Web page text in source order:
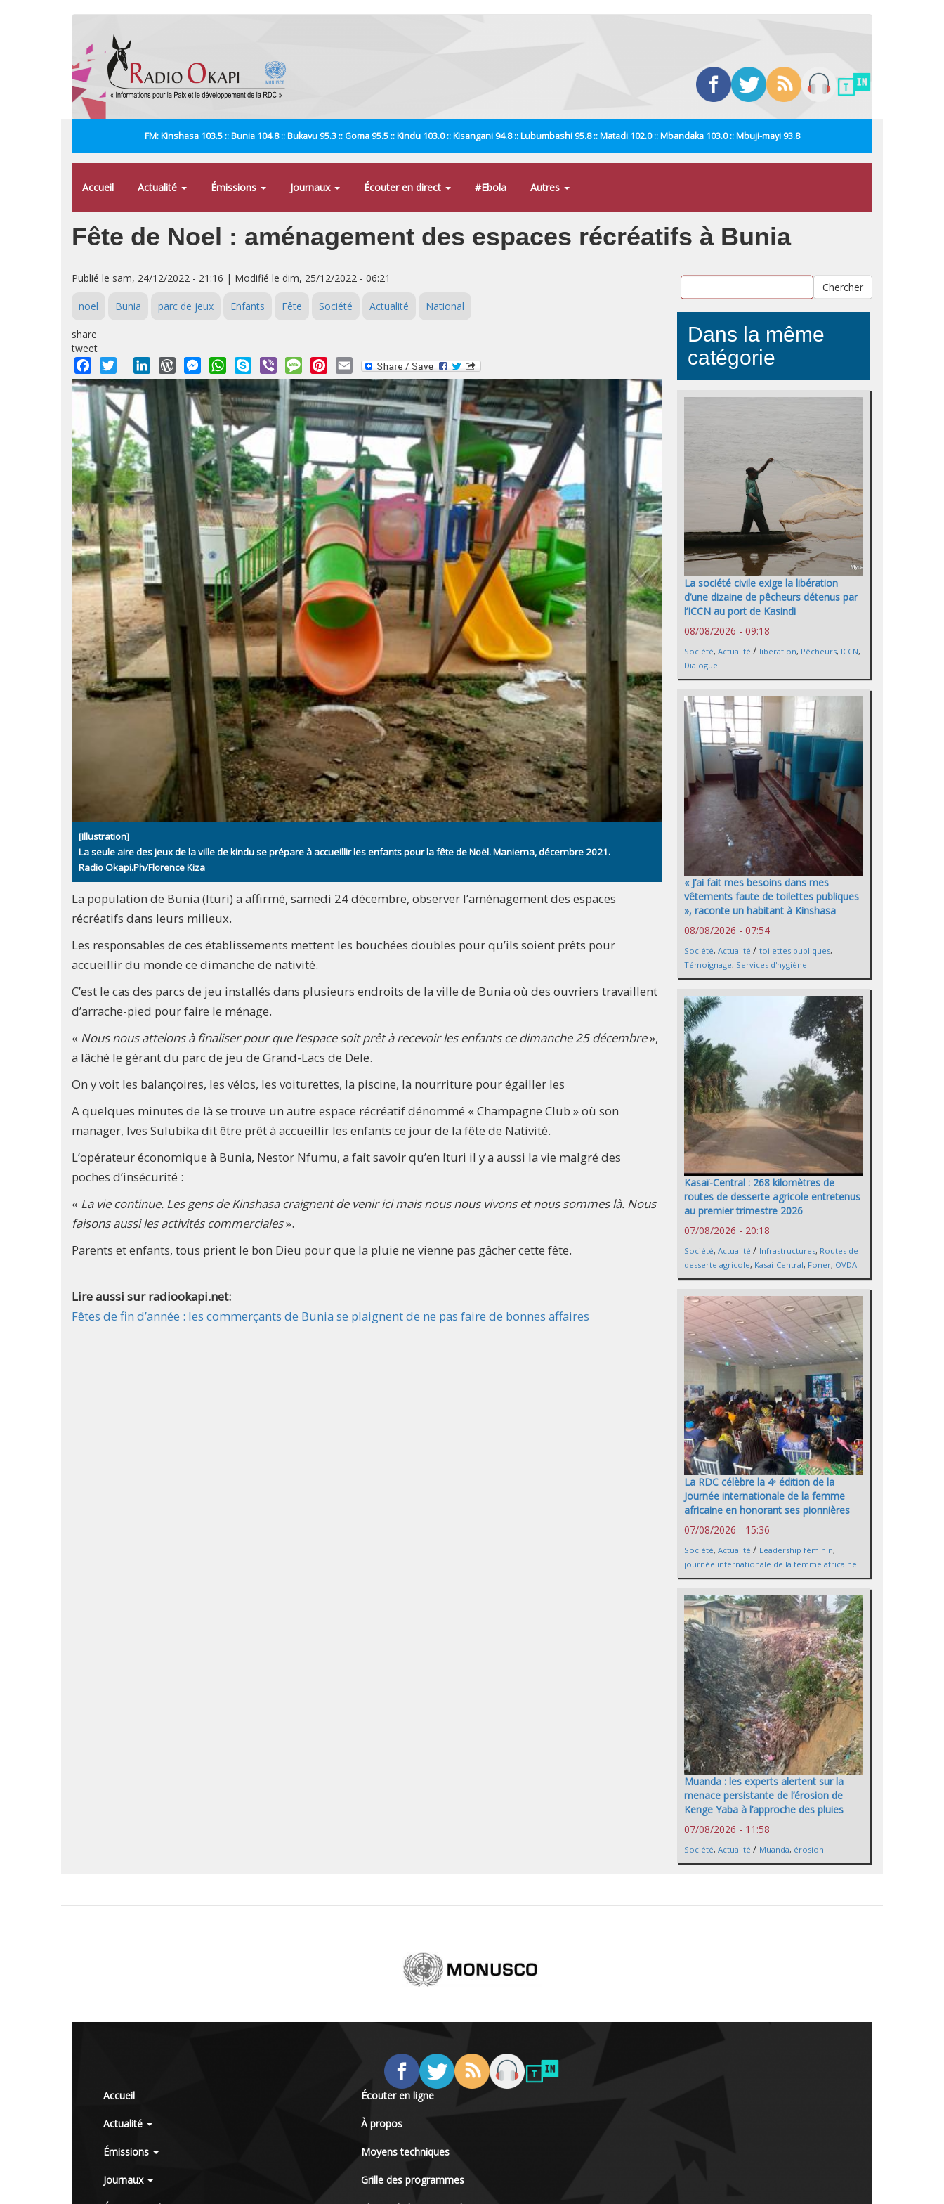
FM: Kinshasa 103.5 :: Bunia 104.8 :: Bukavu 95.3 :: Goma 95.5 :: Kindu 103.0 :: Kisangani 94.8 :: Lubumbashi 95.8 :: Matadi 102.0 :: Mbandaka 103.0 :: Mbuji-mayi 93.8
Accueil Actualité Émissions Journaux Écouter en direct #Ebola Autres
Fête de Noel : aménagement des espaces récréatifs à Bunia
Publié le sam, 24/12/2022 - 21:16 | Modifié le dim, 25/12/2022 - 06:21
noel Bunia parc de jeux Enfants Fête Société Actualité National
share
tweet
Facebook
Twitter LinkedInWordPressMessengerWhatsApp
Skype Viber MessagePinterest
Email
[Illustration]
La seule aire des jeux de la ville de kindu se prépare à accueillir les enfants pour la fête de Noël. Maniema, décembre 2021.
Radio Okapi.Ph/Florence Kiza
La population de Bunia (Ituri) a affirmé, samedi 24 décembre, observer l’aménagement des espaces
récréatifs dans leurs milieux.
Les responsables de ces établissements mettent les bouchées doubles pour qu’ils soient prêts pour
accueillir du monde ce dimanche de nativité.
C’est le cas des parcs de jeu installés dans plusieurs endroits de la ville de Bunia où des ouvriers travaillent
d’arrache-pied pour faire le ménage.
« Nous nous attelons à finaliser pour que l’espace soit prêt à recevoir les enfants ce dimanche 25 décembre»,
a lâché le gérant du parc de jeu de Grand-Lacs de Dele.
On y voit les balançoires, les vélos, les voiturettes, la piscine, la nourriture pour égailler les
A quelques minutes de là se trouve un autre espace récréatif dénommé « Champagne Club » où son
manager, Ives Sulubika dit être prêt à accueillir les enfants ce jour de la fête de Nativité.
L’opérateur économique à Bunia, Nestor Nfumu, a fait savoir qu’en Ituri il y a aussi la vie malgré des
poches d’insécurité :
« La vie continue. Les gens de Kinshasa craignent de venir ici mais nous nous vivons et nous sommes là. Nous
faisons aussi les activités commerciales».
Parents et enfants, tous prient le bon Dieu pour que la pluie ne vienne pas gâcher cette fête.
Lire aussi sur radiookapi.net:
Fêtes de fin d’année : les commerçants de Bunia se plaignent de ne pas faire de bonnes affaires
Chercher
Dans la même
catégorie
La société civile exige la libération
d’une dizaine de pêcheurs détenus par
l’ICCN au port de Kasindi
08/08/2026 - 09:18
Société, Actualité / libération, Pêcheurs, ICCN,
Dialogue
« J’ai fait mes besoins dans mes
vêtements faute de toilettes publiques
», raconte un habitant à Kinshasa
08/08/2026 - 07:54
Société, Actualité / toilettes publiques,
Témoignage, Services d'hygiène
Kasaï-Central : 268 kilomètres de
routes de desserte agricole entretenus
au premier trimestre 2026
07/08/2026 - 20:18
Société, Actualité / Infrastructures, Routes de
desserte agricole, Kasai-Central, Foner, OVDA
La RDC célèbre la 4ᵉ édition de la
Journée internationale de la femme
africaine en honorant ses pionnières
07/08/2026 - 15:36
Société, Actualité / Leadership féminin,
journée internationale de la femme africaine
Muanda : les experts alertent sur la
menace persistante de l’érosion de
Kenge Yaba à l’approche des pluies
07/08/2026 - 11:58
Société, Actualité / Muanda, érosion
Accueil
Actualité
Émissions
Journaux
Écouter en ligne
À propos
Moyens techniques
Grille des programmes